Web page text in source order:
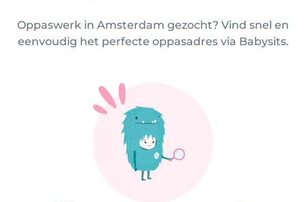
Oppaswerk in Amsterdam gezocht? Vind snel en
eenvoudig het perfecte oppasadres via Babysits.